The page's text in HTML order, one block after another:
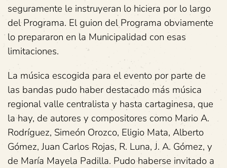
seguramente le instruyeran lo hiciera por lo largo
del Programa. El guion del Programa obviamente
lo prepararon en la Municipalidad con esas
limitaciones.
La música escogida para el evento por parte de
las bandas pudo haber destacado más música
regional valle centralista y hasta cartaginesa, que
la hay, de autores y compositores como Mario A.
Rodríguez, Simeón Orozco, Eligio Mata, Alberto
Gómez, Juan Carlos Rojas, R. Luna, J. A. Gómez, y
de María Mayela Padilla. Pudo haberse invitado a